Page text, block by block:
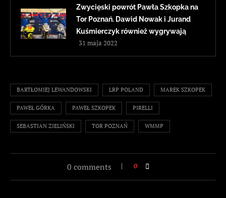
Zwycięski powrót Pawła Szkopka na
Tor Poznań. Dawid Nowak i Jurand
Kuśmierczyk również wygrywają
31 maja 2022
BARTŁOMIEJ LEWANDOWSKI LRP POLAND MAREK SZKOPEK
PAWEŁ GÓRKA PAWEŁ SZKOPEK PIRELLI
SEBASTIAN ZIELIŃSKI TOR POZNAŃ WMMP
0 comments 0